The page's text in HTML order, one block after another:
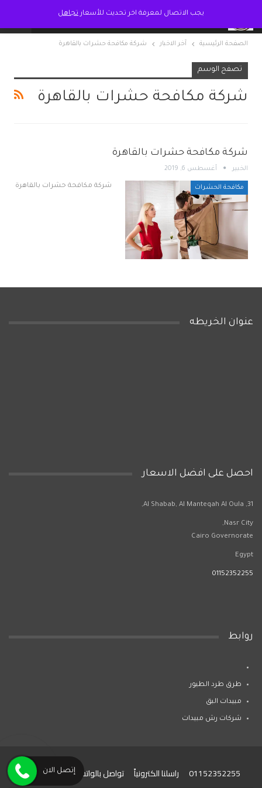
الصفحة الرئيسية آخر الاخبار شركة مكافحة حشرات بالقاهرة
تصفح الوسم
شركة مكافحة حشرات بالقاهرة
شركة مكافحة حشرات بالقاهرة
الخبير أغسطس 6, 2019
مكافحة الحشرات شركة مكافحة حشرات بالقاهرة
عنوان الخريطه
احصل على افضل الاسعار
31, Al Shabab, Al Manteqah Al Oula,
Nasr City,
Cairo Governorate
Egypt
01152352255
روابط
طرق طرد الطيور
مبيدات البق
شركات رش مبيدات
01152352255 راسلنا الكترونياً تواصل بالواتسابإتصل الان
يجب الاتصال لمعرفة اخر تحديث للأسعار تجاهل